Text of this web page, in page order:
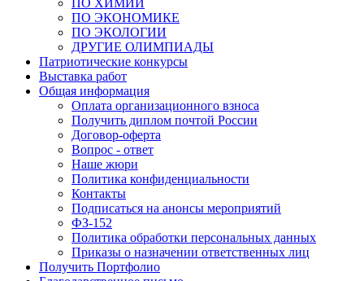
ПО ХИМИИ
ПО ЭКОНОМИКЕ
ПО ЭКОЛОГИИ
ДРУГИЕ ОЛИМПИАДЫ
Патриотические конкурсы
Выставка работ
Общая информация
Оплата организационного взноса
Получить диплом почтой России
Договор-оферта
Вопрос - ответ
Наше жюри
Политика конфиденциальности
Контакты
Подписаться на анонсы мероприятий
ФЗ-152
Политика обработки персональных данных
Приказы о назначении ответственных лиц
Получить Портфолио